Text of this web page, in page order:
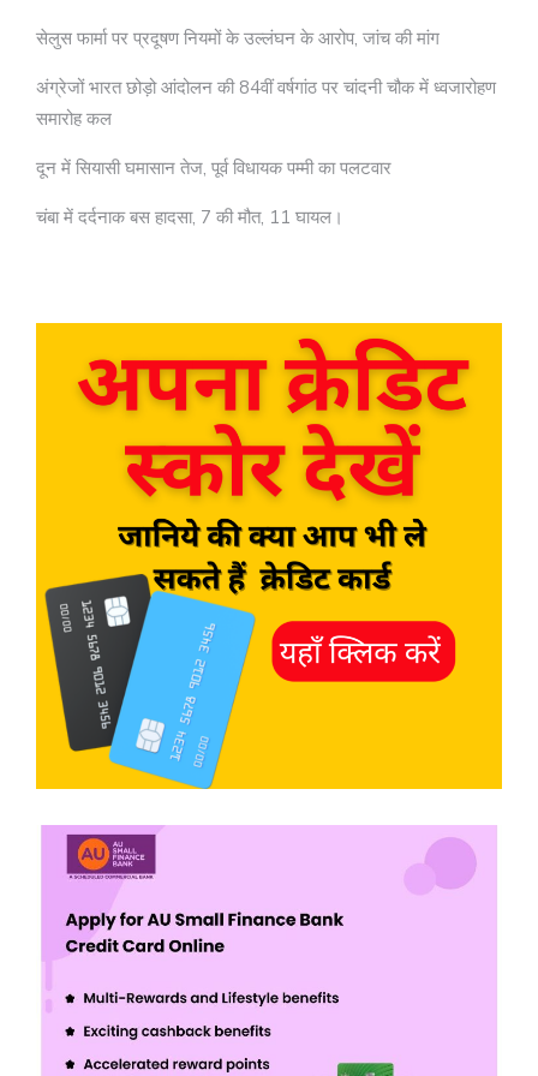
सेलुस फार्मा पर प्रदूषण नियमों के उल्लंघन के आरोप, जांच की मांग
अंग्रेजों भारत छोड़ो आंदोलन की 84वीं वर्षगांठ पर चांदनी चौक में ध्वजारोहण
समारोह कल
दून में सियासी घमासान तेज, पूर्व विधायक पम्मी का पलटवार
चंबा में दर्दनाक बस हादसा, 7 की मौत, 11 घायल।